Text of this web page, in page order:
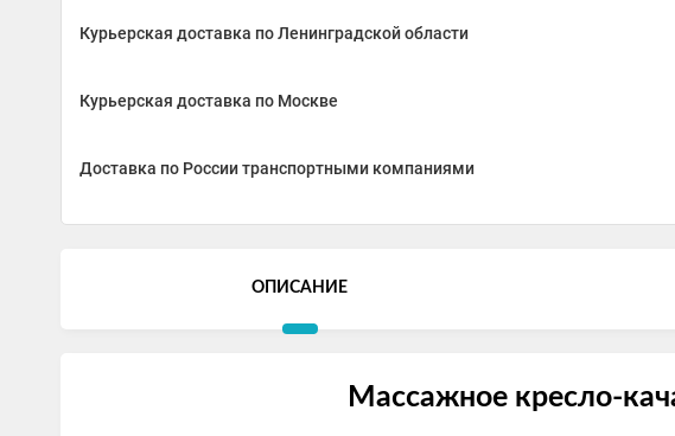
Курьерская доставка по Ленинградской области
Курьерская доставка по Москве
Доставка по России транспортными компаниями
ОПИСАНИЕ
Массажное кресло-